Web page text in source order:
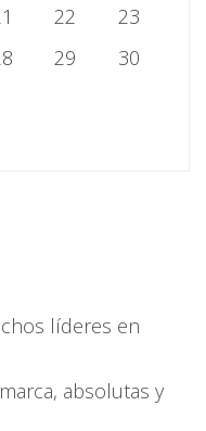
22
23
29
30
líderes en
absolutas y